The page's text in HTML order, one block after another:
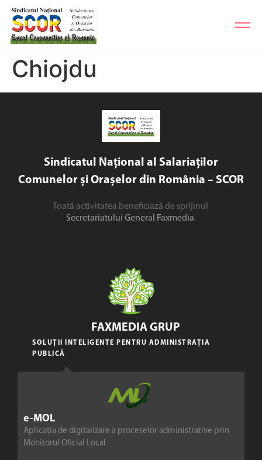
Chiojdu
Sindicatul Național al Salariaților
Comunelor și Orașelor din România – SCOR
Toată activitatea beneficiază de sprijinul
Secretariatului General Faxmedia.
e-MOL
Aplicația de digitalizare a proceselor administrative prin
Monitorul Oficial Local
FAXMEDIA GRUP
SOLUȚII INTELIGENTE PENTRU ADMINISTRAȚIA
PUBLICĂ